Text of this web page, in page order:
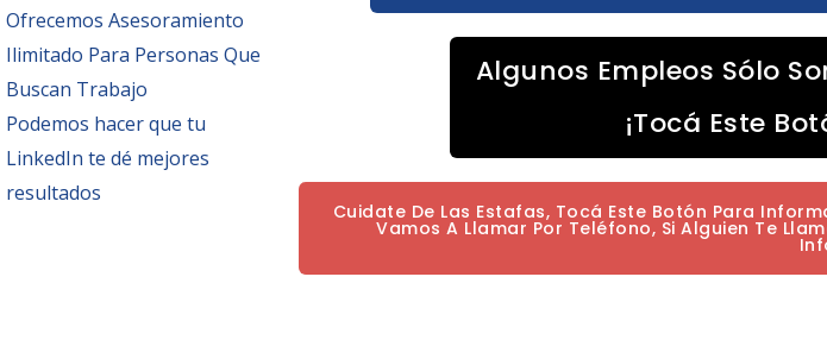
Ofrecemos Asesoramiento
Ilimitado Para Personas Que
Buscan Trabajo
Podemos hacer que tu
LinkedIn te dé mejores
resultados
Algunos Empleos Sólo
¡Tocá Este
Cuidate De Las Estafas, Tocá Este Botón Para
Vamos A Llamar Por Teléfono, Si Alguien Te